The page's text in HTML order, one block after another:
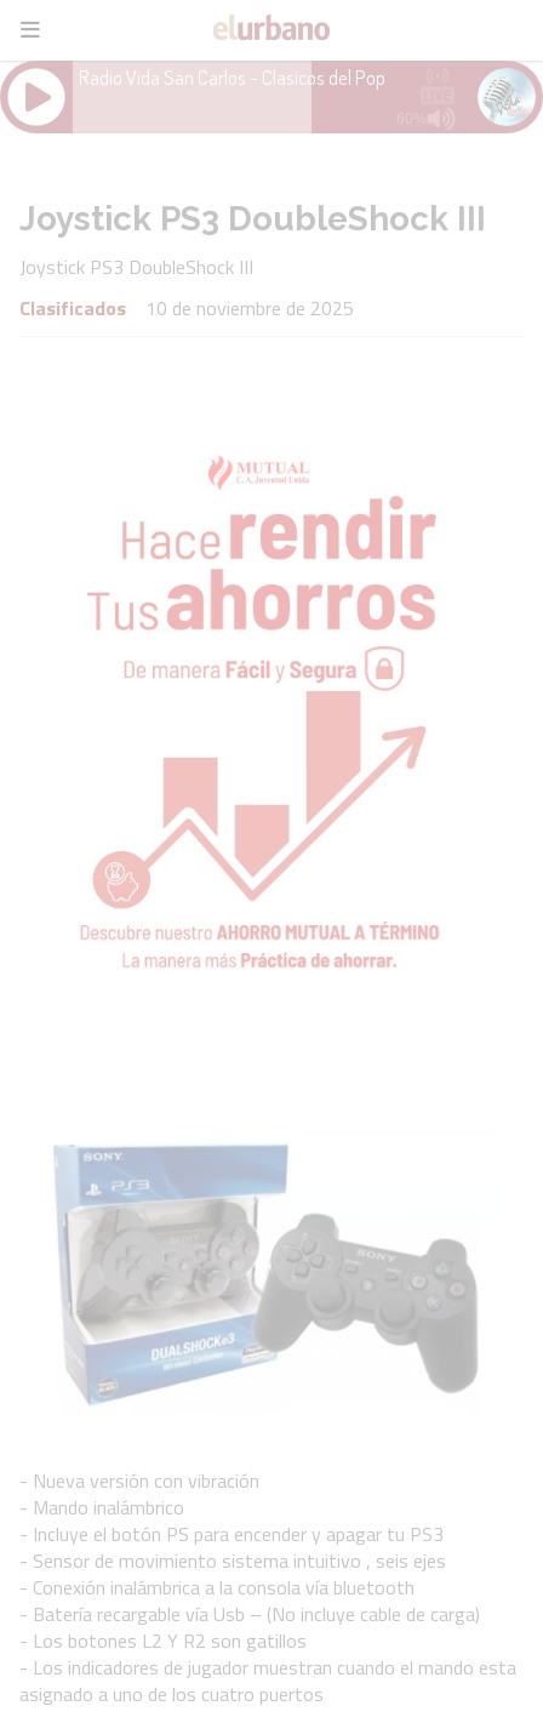
Joystick PS3 DoubleShock III
Joystick PS3 DoubleShock III
Clasificados
10 de noviembre de 2025
- Nueva versión con vibración
- Mando inalámbrico
- Incluye el botón PS para encender y apagar tu PS3
- Sensor de movimiento sistema intuitivo , seis ejes
- Conexión inalámbrica a la consola vía bluetooth
- Batería recargable vía Usb – (No incluye cable de carga)
- Los botones L2 Y R2 son gatillos
- Los indicadores de jugador muestran cuando el mando esta
asignado a uno de los cuatro puertos